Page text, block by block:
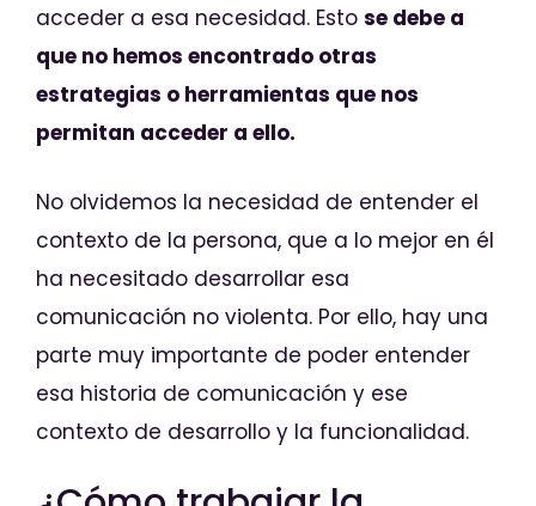
acceder a esa necesidad. Esto se debe a
que no hemos encontrado otras
estrategias o herramientas que nos
permitan acceder a ello.
No olvidemos la necesidad de entender el
contexto de la persona, que a lo mejor en él
ha necesitado desarrollar esa
comunicación no violenta. Por ello, hay una
parte muy importante de poder entender
esa historia de comunicación y ese
contexto de desarrollo y la funcionalidad.